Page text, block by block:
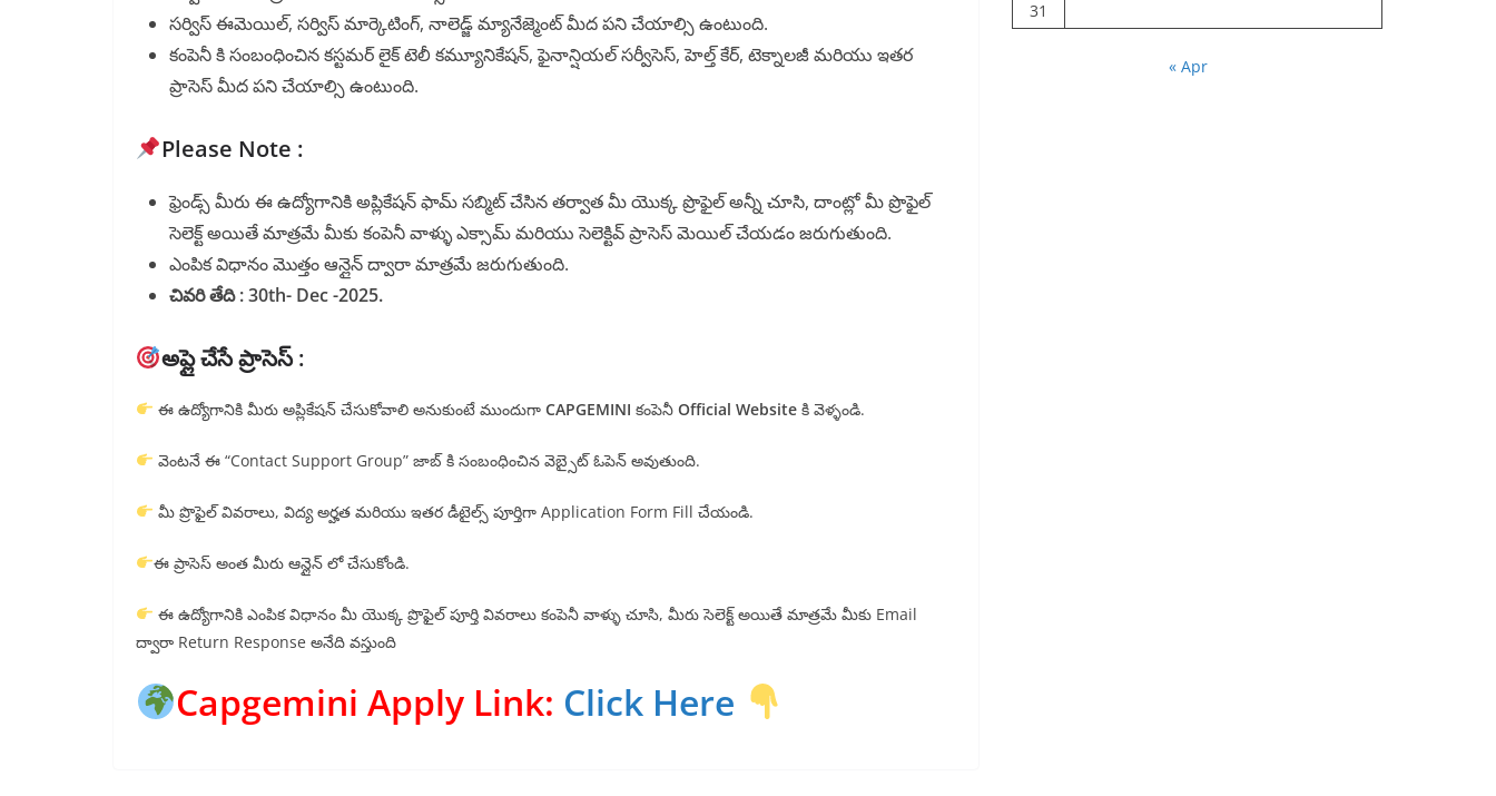
సర్విస్ ఈమెయిల్, సర్విస్ మార్కెటింగ్, నాలెడ్జ్ మ్యానేజ్మెంట్ మీద పని చేయాల్సి ఉంటుంది.
కంపెనీ కి సంబంధించిన కస్టమర్ లైక్ టెలీ కమ్యూనికేషన్, ఫైనాన్షియల్ సర్వీసెస్, హెల్త్ కేర్, టెక్నాలజీ మరియు ఇతర
ప్రాసెస్ మీద పని చేయాల్సి ఉంటుంది.
Please Note :
ఫ్రెండ్స్ మీరు ఈ ఉద్యోగానికి అప్లికేషన్ ఫామ్ సబ్మిట్ చేసిన తర్వాత మీ యొక్క ప్రొఫైల్ అన్నీ చూసి, దాంట్లో మీ ప్రొఫైల్
సెలెక్ట్ అయితే మాత్రమే మీకు కంపెనీ వాళ్ళు ఎక్సామ్ మరియు సెలెక్టివ్ ప్రాసెస్ మెయిల్ చేయడం జరుగుతుంది.
ఎంపిక విధానం మొత్తం ఆన్లైన్ ద్వారా మాత్రమే జరుగుతుంది.
చివరి తేది : 30th- Dec -2025.
అప్లై చేసే ప్రాసెస్ :
ఈ ఉద్యోగానికి మీరు అప్లికేషన్ చేసుకోవాలి అనుకుంటే ముందుగా CAPGEMINI కంపెనీ Official Websiteకి వెళ్ళండి.
వెంటనే ఈ “Contact Support Group” జాబ్ కి సంబంధించిన వెబ్సైట్ ఓపెన్ అవుతుంది.
మీ ప్రొఫైల్ వివరాలు, విద్య అర్హత మరియు ఇతర డీటైల్స్ పూర్తిగా Application Form Fill చేయండి.
ఈ ప్రాసెస్ అంత మీరు ఆన్లైన్ లో చేసుకోండి.
ఈ ఉద్యోగానికి ఎంపిక విధానం మీ యొక్క ప్రొఫైల్ పూర్తి వివరాలు కంపెనీ వాళ్ళు చూసి, మీరు సెలెక్ట్ అయితే మాత్రమే మీకు Email
ద్వారా Return Response అనేది వస్తుంది
Capgemini Apply Link: Click Here
31
« Apr